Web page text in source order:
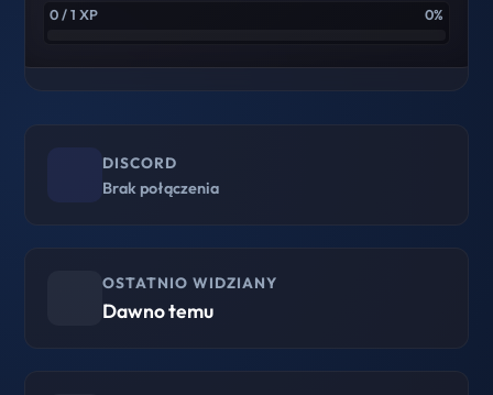
0 / 1 XP 0%
DISCORD
Brak połączenia
OSTATNIO WIDZIANY
Dawno temu